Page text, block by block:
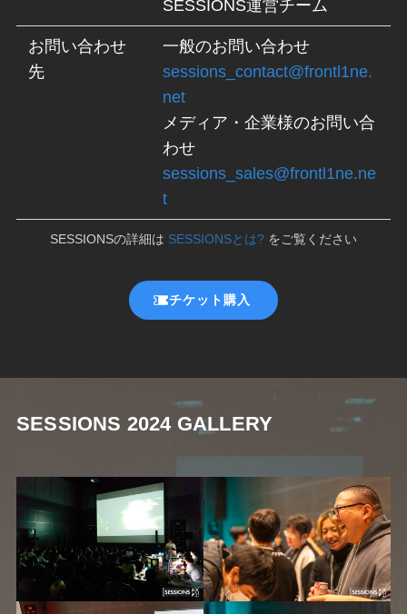
SESSIONS運営チーム
お問い合わせ
先
一般のお問い合わせ
sessions_contact@frontl1ne.
net
メディア・企業様のお問い合
わせ
sessions_sales@frontl1ne.ne
t
SESSIONSの詳細は SESSIONSとは? をご覧ください
チケット購入
SESSIONS 2024 GALLERY